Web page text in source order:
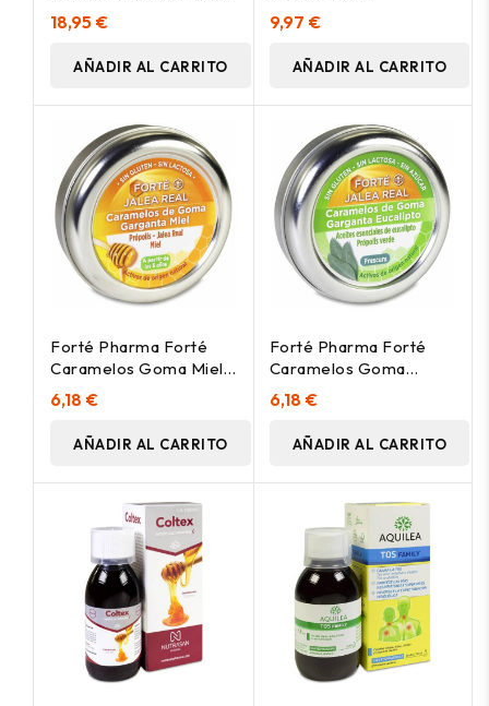
18,95 €
AÑADIR AL CARRITO
Respiratorias Bio 150Ml
9,97 €
AÑADIR AL CARRITO
Forté Pharma Forté
Caramelos Goma Miel
45 Caramelos
6,18 €
AÑADIR AL CARRITO
Forté Pharma Forté
Caramelos Goma
Eucalipto 45 Caramelos
6,18 €
AÑADIR AL CARRITO